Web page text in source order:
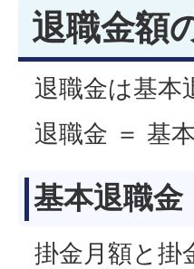
退職金額
退職金は基本
退職金 ＝ 基
基本退職金
掛金月額と掛